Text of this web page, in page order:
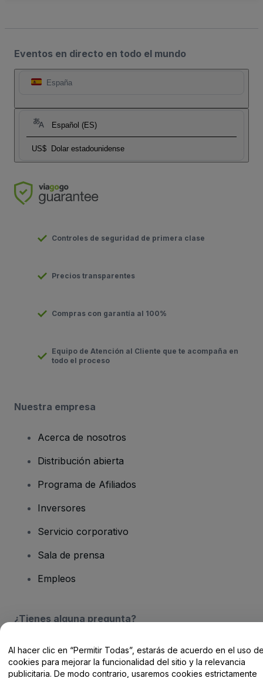
Eventos en directo en todo el mundo
España
Español (ES)
US$ Dolar estadounidense
Controles de seguridad de primera clase
Precios transparentes
Compras con garantía al 100%
Equipo de Atención al Cliente que te acompaña en
todo el proceso
Nuestra empresa
Acerca de nosotros
Distribución abierta
Programa de Afiliados
Inversores
Servicio corporativo
Sala de prensa
Empleos
¿Tienes alguna pregunta?
Centro de Ayuda / Contacto
Al hacer clic en “Permitir Todas”, estarás de acuerdo en el uso
cookies para mejorar la funcionalidad del sitio y la relevancia
publicitaria. De modo contrario, usaremos cookies estrictamente